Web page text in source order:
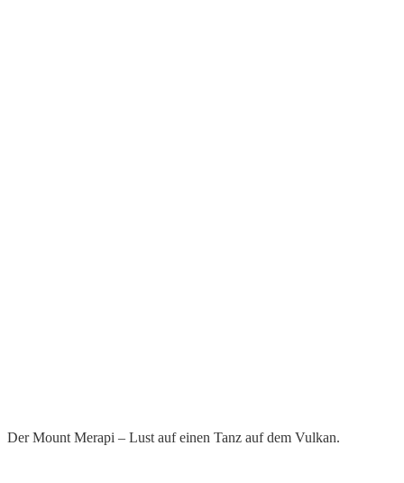
Der Mount Merapi – Lust auf einen Tanz auf dem Vulkan.